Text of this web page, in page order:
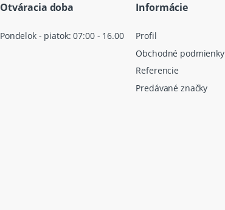
Otváracia doba
Pondelok - piatok: 07:00 - 16.00
Informácie
Profil
Obchodné podmienky
Referencie
Predávané značky